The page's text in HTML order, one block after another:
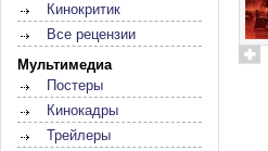
Кинокритик
Все рецензии
Мультимедиа
Постеры
Кинокадры
Трейлеры